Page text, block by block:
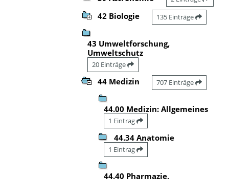
42 Biologie 135 Einträge
43 Umweltforschung,
Umweltschutz
20 Einträge
44 Medizin 707 Einträge
44.00 Medizin: Allgemeines
1 Eintrag
44.34 Anatomie
1 Eintrag
44.40 Pharmazie,